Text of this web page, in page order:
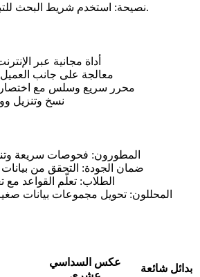
نصيحة: استخدم شريط البحث للتبديل السريع بين الأدوات.
أداة مجانية عبر
معالجة على جانب
محرر سريع وسلس مع
نسخ وتنزيل
المطورون: فحوصات سريعة
ضمان الجودة: التحقق من بيانات
الطلاب: تعلّم القواعد مع
المحللون: تحويل مجموعات بيانات
عكس السداسي
بدائل شائعة